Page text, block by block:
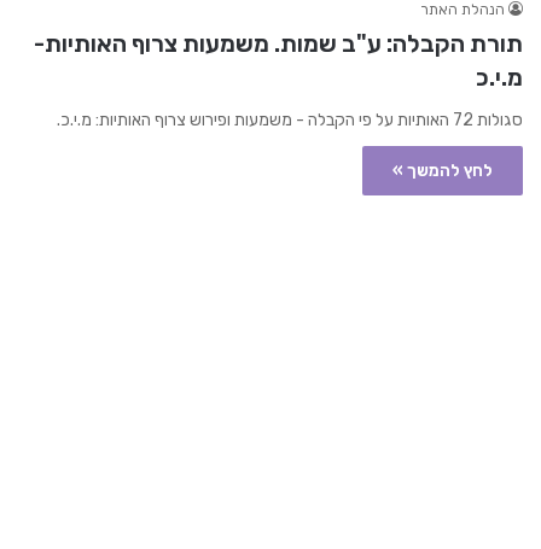
הנהלת האתר
תורת הקבלה: ע"ב שמות. משמעות צרוף האותיות-
מ.י.כ
סגולות 72 האותיות על פי הקבלה - משמעות ופירוש צרוף האותיות: מ.י.כ.
לחץ להמשך »